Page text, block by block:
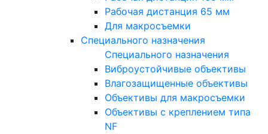
Рабочая дистанция 65 мм
Для макросъемки
Специального назначения
Специального назначения
Виброустойчивые объективы
Влагозащищенные объективы
Объективы для макросъемки
Объективы с креплением типа
NF